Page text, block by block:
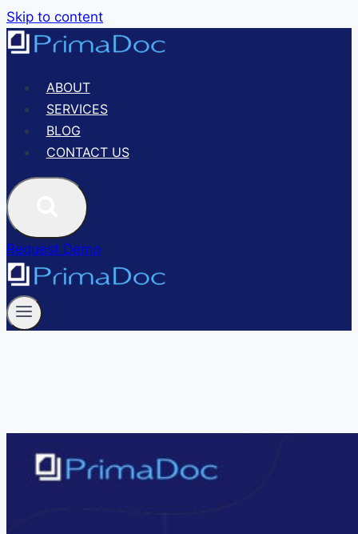
Skip to content
ABOUT
SERVICES
BLOG
CONTACT US
Request Demo